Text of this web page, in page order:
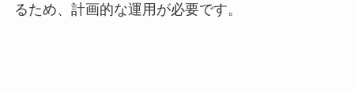
るため、計画的な運用が必要です。